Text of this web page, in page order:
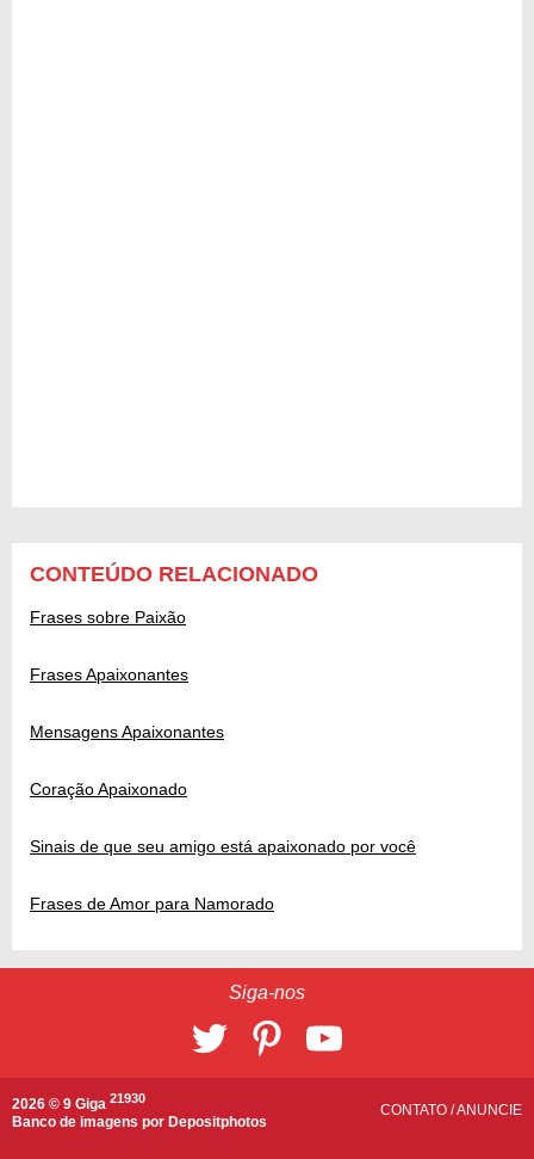
CONTEÚDO RELACIONADO
Frases sobre Paixão
Frases Apaixonantes
Mensagens Apaixonantes
Coração Apaixonado
Sinais de que seu amigo está apaixonado por você
Frases de Amor para Namorado
Siga-nos
2026 © 9 Giga 21930
Banco de imagens por Depositphotos
CONTATO /ANUNCIE